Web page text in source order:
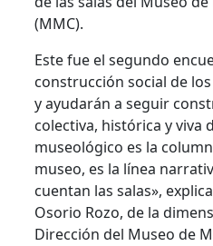
(MMC).
Este fue el segundo
construcción social de
y ayudarán a seguir
colectiva, histórica y viva
museológico es la
museo, es la línea
cuentan las salas»,
Osorio Rozo, de la
Dirección del Museo de